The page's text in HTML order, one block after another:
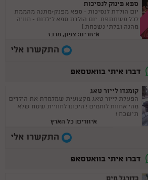
ספא פינוק לנסיכות
יום הולדת לנסיכות - ספא מפנק+מתנה מהממת
לכל משתתפת. יום הולדת ספא לילדות - חוויה
מהנה ובלתי נשכחת:)
איזורים: צפון, מרכז
התקשרו אלי
דברו איתי בוואטסאפ
קומנדו לייזר טאג
הפעלת לייזר טאג מקצועית שמלמדת את הילדים
מהי אחוות לוחמים ! היכונו לחוויית שטח שלא
תישכח !
איזורים: כל הארץ
התקשרו אלי
דברו איתי בוואטסאפ